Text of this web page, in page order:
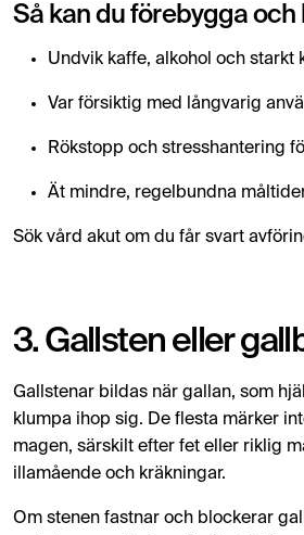
Så kan du förebygga
Undvik kaffe, alkohol och starkt
Var försiktig med långvarig
Rökstopp och stresshantering
Ät mindre, regelbundna
Sök vård akut om du får svart
3. Gallsten eller
Gallstenar bildas när gallan, som
klumpa ihop sig. De flesta märker
magen, särskilt efter fet eller riklig
illamående och kräkningar.
Om stenen fastnar och blockerar